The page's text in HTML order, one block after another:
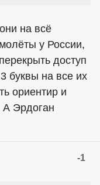
на всё
у России,
доступ
буквы на все их
ориентир и
Эрдоган
-1